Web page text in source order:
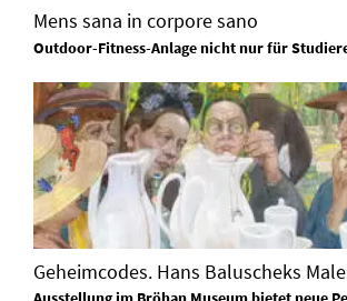
Mens sana in corpore sano
Outdoor-Fitness-Anlage nicht nur für
Geheimcodes. Hans Baluscheks